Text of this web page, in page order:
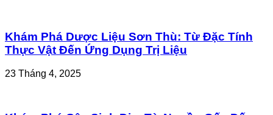
Khám Phá Dược Liệu Sơn Thù: Từ Đặc Tính
Thực Vật Đến Ứng Dụng Trị Liệu
23 Tháng 4, 2025